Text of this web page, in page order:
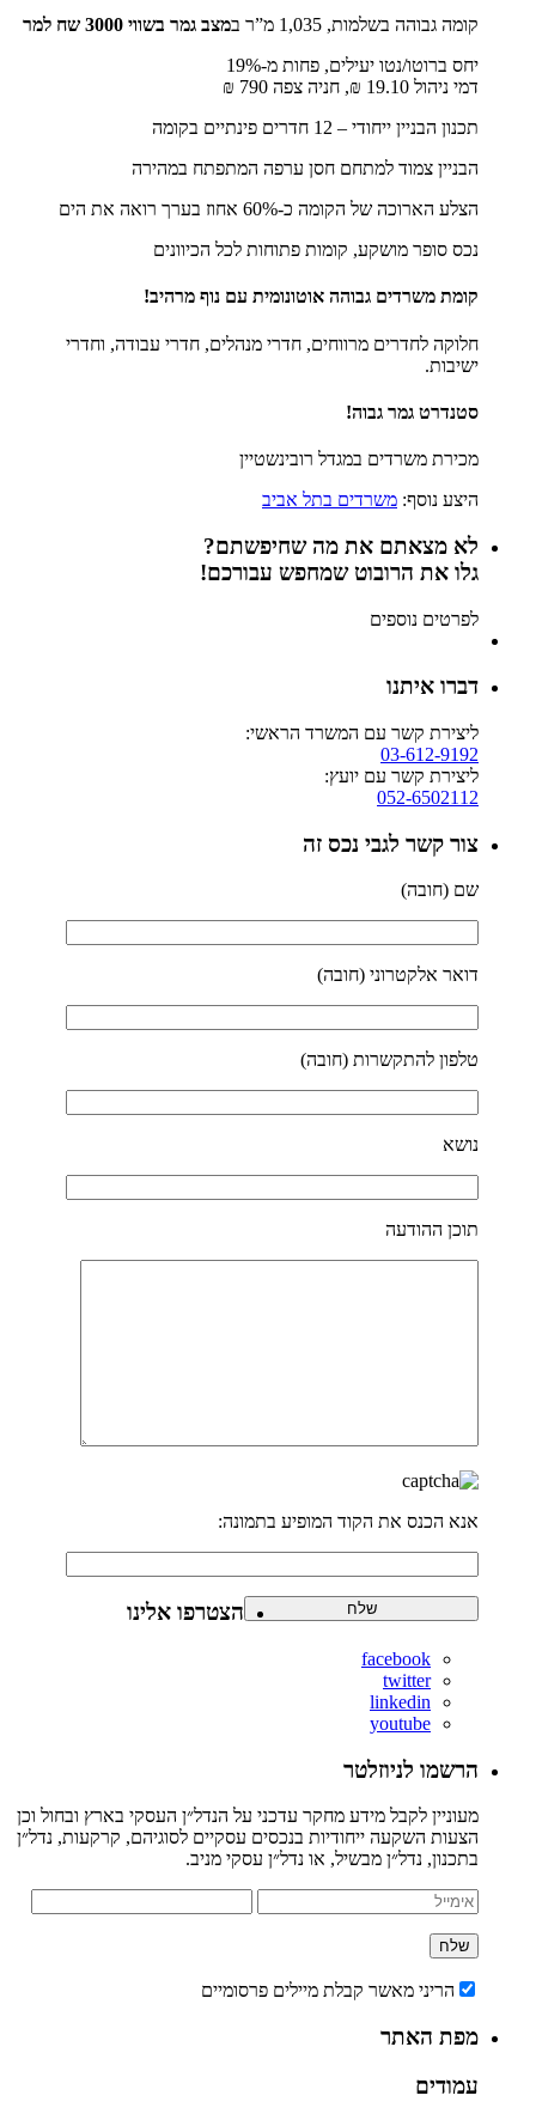
קומה גבוהה בשלמות, 1,035 מ”ר ב
מצב גמר בשווי 3000 שח למר
יחס ברוטו/נטו יעילים, פחות מ-19%
דמי ניהול 19.10 ₪, חניה צפה 790 ₪
תכנון הבניין ייחודי – 12 חדרים פינתיים בקומה
הבניין צמוד למתחם חסן ערפה המתפתח במהירה
הצלע הארוכה של הקומה כ-60% אחוז בערך רואה את הים
נכס סופר מושקע, קומות פתוחות לכל הכיוונים
קומת משרדים גבוהה אוטונומית עם נוף מרהיב!
חלוקה לחדרים מרווחים, חדרי מנהלים, חדרי עבודה, וחדרי
ישיבות.
סטנדרט גמר גבוה!
מכירת משרדים במגדל רובינשטיין
היצע נוסף: משרדים בתל אביב
לא מצאתם את מה שחיפשתם?
גלו את הרובוט שמחפש עבורכם!
לפרטים נוספים
דברו איתנו
ליצירת קשר עם המשרד הראשי:
03-612-9192
ליצירת קשר עם יועץ:
052-6502112
צור קשר לגבי נכס זה
שם (חובה)
דואר אלקטרוני (חובה)
טלפון להתקשרות (חובה)
נושא
תוכן ההודעה
אנא הכנס את הקוד המופיע בתמונה:
הצטרפו אלינו
facebook
twitter
linkedin
youtube
הרשמו לניוזלטר
מעוניין לקבל מידע מחקר עדכני על הנדל״ן העסקי בארץ ובחול וכן
הצעות השקעה ייחודיות בנכסים עסקיים לסוגיהם, קרקעות, נדל״ן
בתכנון, נדל״ן מבשיל, או נדל״ן עסקי מניב.
הריני מאשר קבלת מיילים פרסומיים
מפת האתר
עמודים